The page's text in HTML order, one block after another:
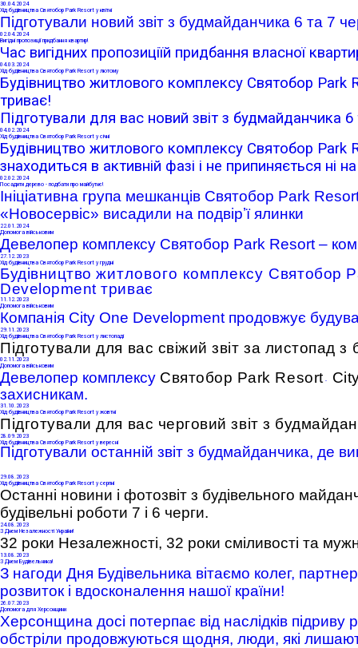
30.04.2024
Хід будівництва Святобор Park Resort у квітні
Підготували новий звіт з будмайданчика 6 та 7
02.04.2024
Вигідні пропозиції придбання квартир!
Час вигідних пропозиціїй придбання власної
04.03.2024
Хід будівництва Святобор Park Resort у лютому
Будівництво житлового комплексу Святобор Park
триває!
Підготували для вас новий звіт з будмайданчика
04.02.2024
Хід будівництва Святобор Park Resort у січні
Будівництво житлового комплексу Святобор Park
знаходиться в активній фазі і не припиняється ні
02.02.2024
Посадити дерево - подбати про майбутнє!
Ініціативна група мешканців Святобор Park
«Новосервіс» висадили на подвірʼї ялинки
22.01.2024
Допомога військовим
Девелопер комплексу Святобор Park Resort –
27.12.2023
Хід будівництва Святобор Park Resort у грудні
Будівництвожитлового комплексу Святобор
Development триває
11 .12.2023
Допомога військовим
Компанія City One Development продовжує
29.11.2023
Хід будівництва Святобор Park Resort у листопаді
Підготували для вас свіжий звіт за листопад
02.11.2023
Допомога військовим
Девелопер комплексу Святобор Park Resort-
захисникам.
31 .10.2023
Хід будівництва Святобор Park Resort у жовтні
Підготували для вас черговий звіт з
28.09.2023
Хід будівництва Святобор Park Resort у вересні
Підготували останній звіт з будмайданчика, де
29.08.2023
Хід будівництва Святобор Park Resort у серпні
Останні новини і фотозвіт з будівельного
будівельні роботи 7 і 6 черги.
24.08.2023
З Днем Незалежності України!
32 роки Незалежності, 32 роки сміливості та
13.08.2023
З Днем Будівельника!
З нагоди Дня Будівельника вітаємо колег,
розвиток і вдосконалення нашої країни!
26.07.2023
Допомога для Херсонщини
Херсонщина досі потерпає від наслідків
обстріли продовжуються щодня, люди, які